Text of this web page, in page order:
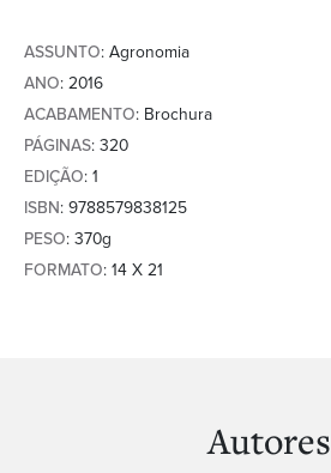
ASSUNTO: Agronomia
ANO: 2016
ACABAMENTO: Brochura
PÁGINAS: 320
EDIÇÃO: 1
ISBN: 9788579838125
PESO: 370g
FORMATO: 14 X 21
Autores